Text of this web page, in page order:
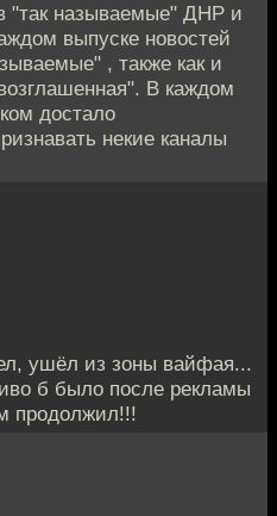
"так называемые" ДНР и
выпуске новостей
, также как и
В каждом
достало
некие каналы
ушёл из зоны вайфая...
б было после рекламы
продолжил!!!